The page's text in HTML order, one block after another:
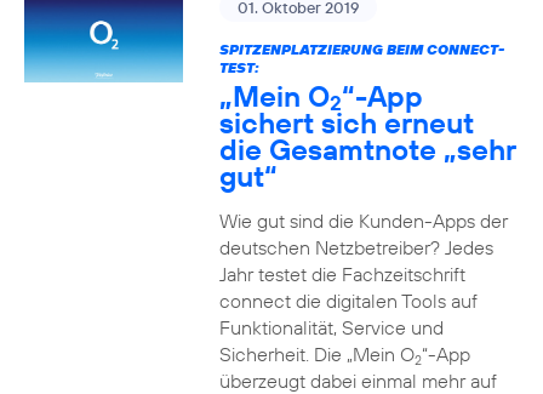
01. Oktober 2019
SPITZENPLATZIERUNG BEIM CONNECT-
TEST:
„Mein O2“-App
sichert sich erneut
die Gesamtnote „sehr
gut“
Wie gut sind die Kunden-Apps der
deutschen Netzbetreiber? Jedes
Jahr testet die Fachzeitschrift
connect die digitalen Tools auf
Funktionalität, Service und
Sicherheit. Die „Mein O2“-App
überzeugt dabei einmal mehr auf